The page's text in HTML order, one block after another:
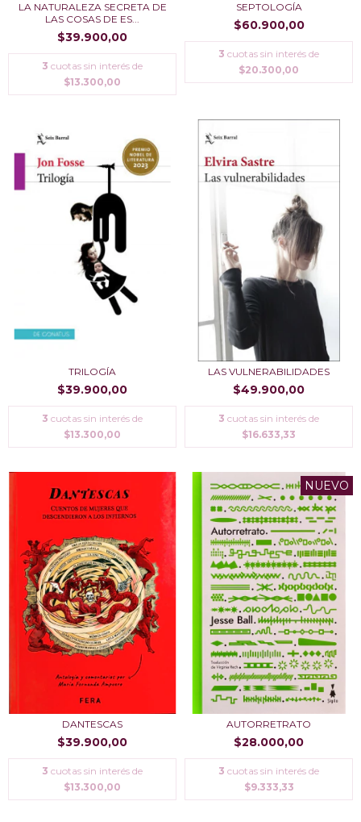
LA NATURALEZA SECRETA DE
LAS COSAS DE ES...
$39.900,00
3 cuotas sin interés de
$13.300,00
SEPTOLOGÍA
$60.900,00
3 cuotas sin interés de
$20.300,00
TRILOGÍA
$39.900,00
3 cuotas sin interés de
$13.300,00
LAS VULNERABILIDADES
$49.900,00
3 cuotas sin interés de
$16.633,33
DANTESCAS
$39.900,00
3 cuotas sin interés de
$13.300,00
NUEVO
AUTORRETRATO
$28.000,00
3 cuotas sin interés de
$9.333,33